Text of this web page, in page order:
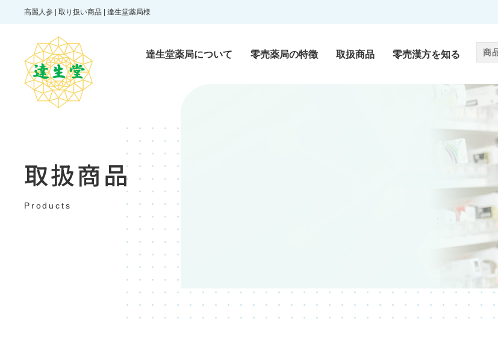
達生堂薬局について 零売薬局の特徴 取扱商品
サプリメント
Supplement
零売漢方を知る
高麗人参 | 取り扱い商品 | 達生堂薬局様
取扱商品
Products